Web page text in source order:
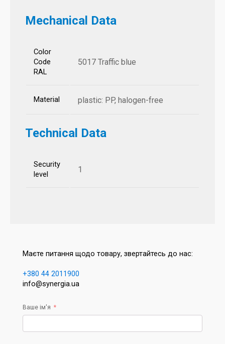
Mechanical Data
Color
Code
RAL
5017 Traffic blue
Material plastic: PP, halogen-free
Technical Data
Security
level
1
Маєте питання щодо товару, звертайтесь до нас:
+380 44 2011900
info@synergia.ua
Ваше ім'я